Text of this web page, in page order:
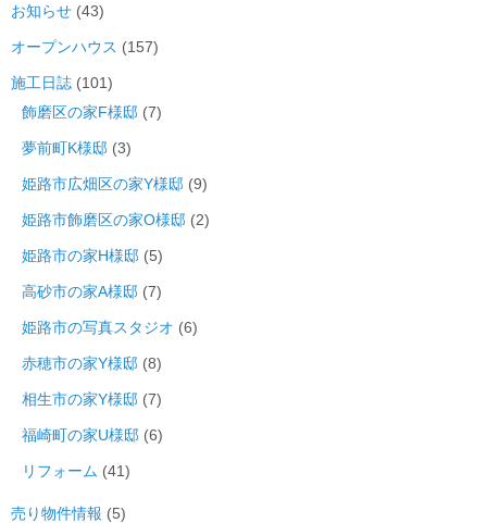
お知らせ (43)
オープンハウス (157)
施工日誌 (101)
飾磨区の家F様邸 (7)
夢前町K様邸 (3)
姫路市広畑区の家Y様邸 (9)
姫路市飾磨区の家O様邸 (2)
姫路市の家H様邸 (5)
高砂市の家A様邸 (7)
姫路市の写真スタジオ (6)
赤穂市の家Y様邸 (8)
相生市の家Y様邸 (7)
福崎町の家U様邸 (6)
リフォーム (41)
売り物件情報 (5)